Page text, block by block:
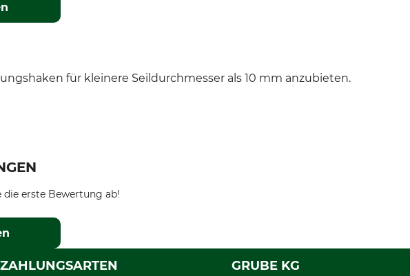
für kleinere Seildurchmesser als 10 mm anzubieten.
die erste Bewertung ab!
ZAHLUNGSARTEN GRUBE KG